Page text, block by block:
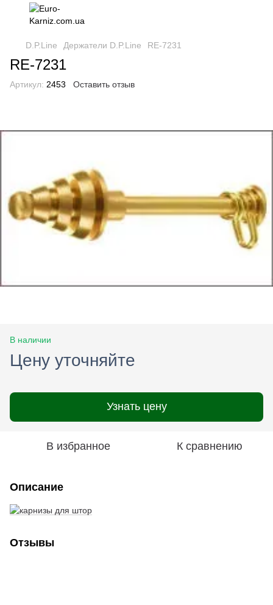
D.P.Line Держатели D.P.Line RE-7231
RE-7231
Артикул: 2453 Оставить отзыв
В наличии
Цену уточняйте
Узнать цену
В избранное К сравнению
Описание
Отзывы